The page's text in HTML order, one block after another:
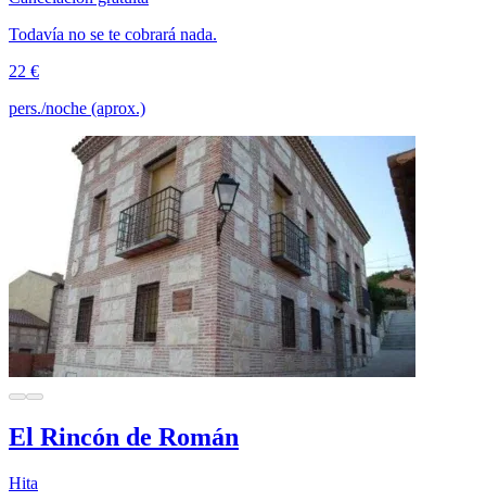
Todavía no se te cobrará nada.
22 €
pers./noche (aprox.)
El Rincón de Román
Hita